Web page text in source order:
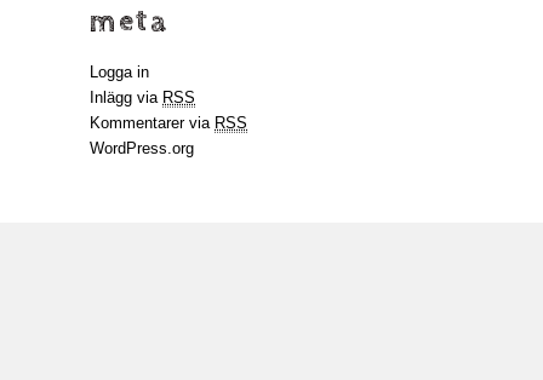
meta
Logga in
Inlägg via RSS
Kommentarer via RSS
WordPress.org